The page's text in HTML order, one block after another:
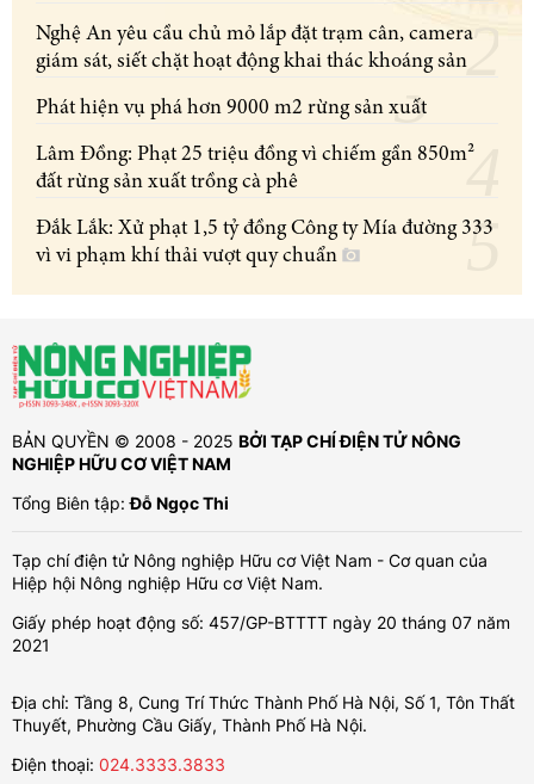
Nghệ An yêu cầu chủ mỏ lắp đặt trạm cân, camera
giám sát, siết chặt hoạt động khai thác khoáng sản
Phát hiện vụ phá hơn 9000 m2 rừng sản xuất
Lâm Đồng: Phạt 25 triệu đồng vì chiếm gần 850m²
đất rừng sản xuất trồng cà phê
Đắk Lắk: Xử phạt 1,5 tỷ đồng Công ty Mía đường 333
vì vi phạm khí thải vượt quy chuẩn
BẢN QUYỀN © 2008 - 2025 BỞI TẠP CHÍ ĐIỆN TỬ NÔNG
NGHIỆP HỮU CƠ VIỆT NAM
Tổng Biên tập:Đỗ Ngọc Thi
Tạp chí điện tử Nông nghiệp Hữu cơ Việt Nam - Cơ quan của
Hiệp hội Nông nghiệp Hữu cơ Việt Nam.
Giấy phép hoạt động số: 457/GP-BTTTT ngày 20 tháng 07 năm
2021
Địa chỉ: Tầng 8, Cung Trí Thức Thành Phố Hà Nội, Số 1, Tôn Thất
Thuyết, Phường Cầu Giấy, Thành Phố Hà Nội.
Điện thoại: 024.3333.3833